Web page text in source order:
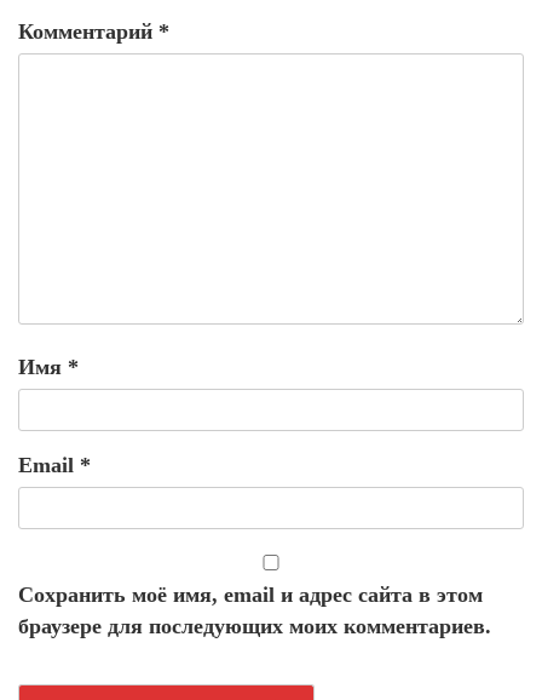
Комментарий *
Имя *
Email *
Сохранить моё имя, email и адрес сайта в этом
браузере для последующих моих комментариев.